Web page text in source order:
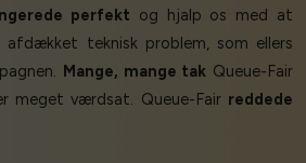
perfekt og hjalp os med at
teknisk problem, som ellers
Mange, mange tak Queue-Fair
meget værdsat. Queue-Fair reddede